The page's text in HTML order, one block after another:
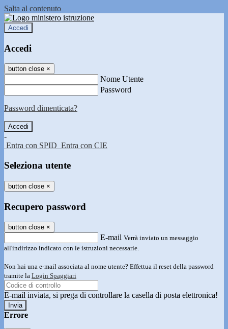
Salta al contenuto
Accedi
Accedi
button close ×
Nome Utente
Password
Password dimenticata?
-
Entra con SPID Entra con CIE
Seleziona utente
button close ×
Recupero password
button close ×
E-mail Verrà inviato un messaggio
all'indirizzo indicato con le istruzioni necessarie.
Non hai una e-mail associata al nome utente? Effettua il reset della password
tramite la Login Spaggiari
E-mail inviata, si prega di controllare la casella di posta elettronica!
Errore